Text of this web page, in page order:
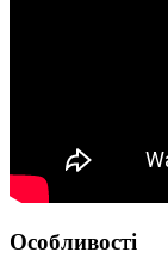
Особливості